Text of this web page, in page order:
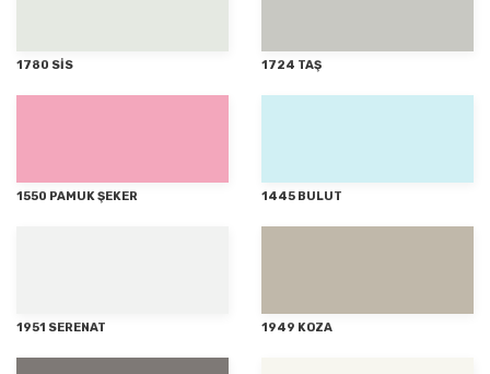
1780 SİS 1724 TAŞ
1550 PAMUK ŞEKER 1445 BULUT
1951 SERENAT 1949 KOZA